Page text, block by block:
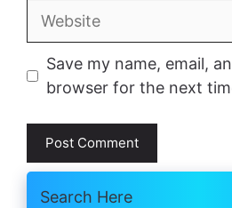
Website
Save my name, email,
browser for the next
Search Here